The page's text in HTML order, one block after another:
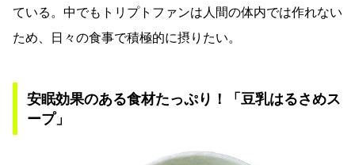
ている。中でもトリプトファンは人間の体内では作れない
ため、日々の食事で積極的に摂りたい。
安眠効果のある食材たっぷり！「豆乳はるさめス
ープ」